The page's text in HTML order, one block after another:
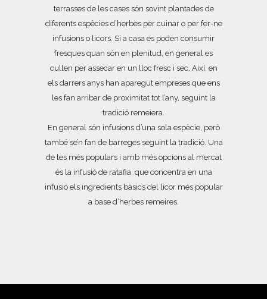
terrasses de les cases són sovint plantades de
diferents espècies d’herbes per cuinar o per fer-ne
infusions o licors. Si a casa es poden consumir
fresques quan són en plenitud, en general es
cullen per assecar en un lloc fresc i sec. Així, en
els darrers anys han aparegut empreses que ens
les fan arribar de proximitat tot l’any, seguint la
tradició remeiera.
En general són infusions d’una sola espècie, però
també se’n fan de barreges seguint la tradició. Una
de les més populars i amb més opcions al mercat
és la infusió de ratafia, que concentra en una
infusió els ingredients bàsics del licor més popular
a base d’herbes remeires.